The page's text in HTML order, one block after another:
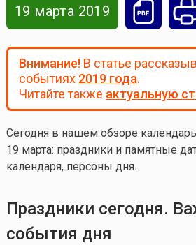
19 марта 2019
Внимание!В статье
событиях 2019 года.
Читайте также актуальную
Сегодня в нашем обзоре
19 марта: праздники и памятные
календаря, персоны дня.
Праздники сегодня.
события дня